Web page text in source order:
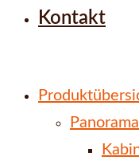
Kontakt